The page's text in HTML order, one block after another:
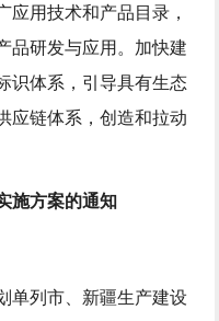
应用技术和产品目录，
品研发与应用。加快建
识体系，引导具有生态
应链体系，创造和拉动
施方案的通知
单列市、新疆生产建设